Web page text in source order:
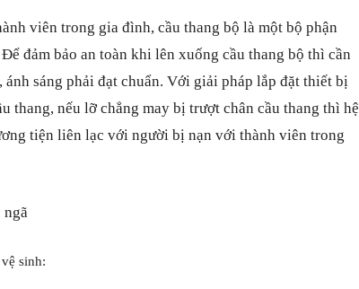
viên trong gia đình, cầu thang bộ là một bộ phận
đảm bảo an toàn khi lên xuống cầu thang bộ thì cần
sáng phải đạt chuẩn. Với giải pháp lắp đặt thiết bị
thang, nếu lỡ chẳng may bị trượt chân cầu thang thì hệ
tiện liên lạc với người bị nạn với thành viên trong
ngã
sinh: